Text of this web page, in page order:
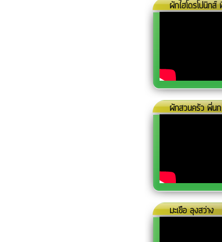
ผักไฮโดรโปนิกส์
ผักสวนครัว พี่นก
มะเขือ ลุงสว่าง